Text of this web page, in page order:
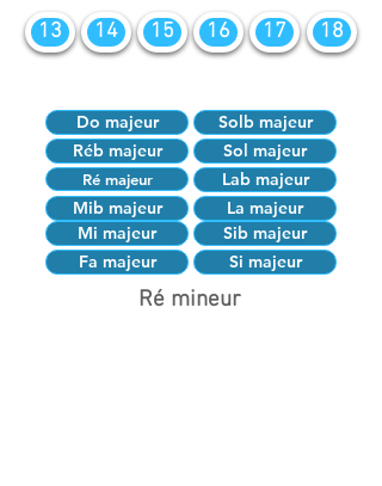
13 14 15 16 17 18
Do majeur
Solb majeur
Réb majeur
Sol majeur
Ré majeur
Lab majeur
Mib majeur
Mi majeur
La majeur
Sib majeur
Fa majeur
Si majeur
Ré mineur